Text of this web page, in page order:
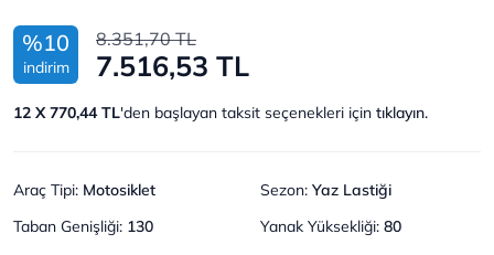
%10
indirim
8.351,70 TL
7.516,53 TL
12 X 770,44 TL'den başlayan taksit seçenekleri için tıklayın.
Araç Tipi: Motosiklet Sezon: Yaz Lastiği
Taban Genişliği: 130 Yanak Yüksekliği: 80